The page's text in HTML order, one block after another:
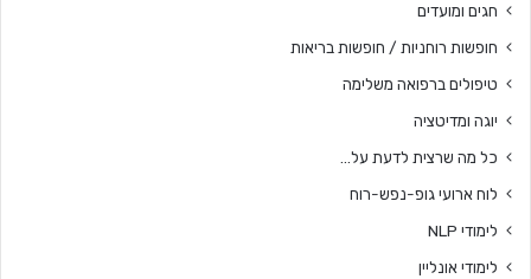
חגים ומועדים
חופשות רוחניות / חופשות בריאות
טיפולים ברפואה משלימה
יוגה ומדיטציה
כל מה שרצית לדעת על…
לוח ארועי גופ-נפש-רוח
לימודי NLP
לימודי אונליין